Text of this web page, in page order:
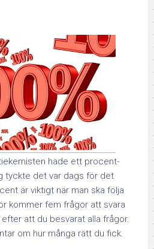
hade ett procent-
tyckte det var dags för det
är viktigt när man ska följa
kommer fem frågor att svara
att du besvarat alla frågor.
om hur många rätt du fick.